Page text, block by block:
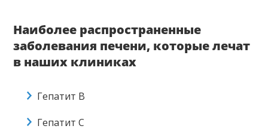
Наиболее распространенные
заболевания печени, которые лечат
в наших клиниках
Гепатит В
Гепатит C